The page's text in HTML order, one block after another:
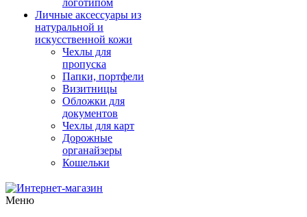
логотипом
Личные аксессуары из
натуральной и
искусственной кожи
Чехлы для
пропуска
Папки, портфели
Визитницы
Обложки для
документов
Чехлы для карт
Дорожные
органайзеры
Кошельки
Меню